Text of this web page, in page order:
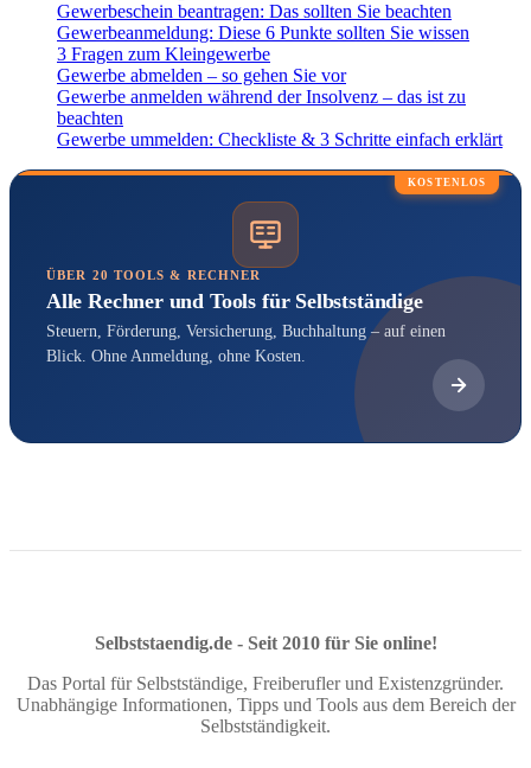
Gewerbeschein beantragen: Das sollten Sie beachten
Gewerbeanmeldung: Diese 6 Punkte sollten Sie wissen
3 Fragen zum Kleingewerbe
Gewerbe abmelden – so gehen Sie vor
Gewerbe anmelden während der Insolvenz – das ist zu
beachten
Gewerbe ummelden: Checkliste & 3 Schritte einfach erklärt
KOSTENLOS
ÜBER 20 TOOLS & RECHNER
Alle Rechner und Tools für Selbstständige
Steuern, Förderung, Versicherung, Buchhaltung – auf einen
Blick. Ohne Anmeldung, ohne Kosten.
Selbststaendig.de - Seit 2010 für Sie online!
Das Portal für Selbstständige, Freiberufler und Existenzgründer.
Unabhängige Informationen, Tipps und Tools aus dem Bereich der
Selbstständigkeit.